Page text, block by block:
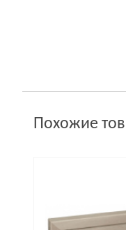
Похожие